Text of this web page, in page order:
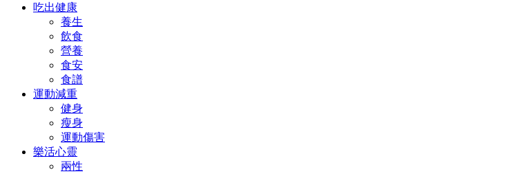
吃出健康
養生
飲食
營養
食安
食譜
運動減重
健身
瘦身
運動傷害
樂活心靈
兩性